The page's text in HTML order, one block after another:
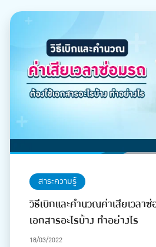
สาระความรู้
วิธีเบิกและคำนวณค่าเสียเวลา
เอกสารอะไรบ้าง ทำอย่างไร
18/03/2022